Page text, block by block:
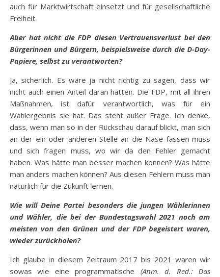
auch für Marktwirtschaft einsetzt und für gesellschaftliche
Freiheit.
Aber hat nicht die FDP diesen Vertrauensverlust bei den
Bürgerinnen und Bürgern, beispielsweise durch die D-Day-
Papiere, selbst zu verantworten?
Ja, sicherlich. Es wäre ja nicht richtig zu sagen, dass wir
nicht auch einen Anteil daran hätten. Die FDP, mit all ihren
Maßnahmen, ist dafür verantwortlich, was für ein
Wahlergebnis sie hat. Das steht außer Frage. Ich denke,
dass, wenn man so in der Rückschau darauf blickt, man sich
an der ein oder anderen Stelle an die Nase fassen muss
und sich fragen muss, wo wir da den Fehler gemacht
haben. Was hätte man besser machen können? Was hätte
man anders machen können? Aus diesen Fehlern muss man
natürlich für die Zukunft lernen.
Wie will Deine Partei besonders die jungen Wählerinnen
und Wähler, die bei der Bundestagswahl 2021 noch am
meisten von den Grünen und der FDP begeistert waren,
wieder zurückholen?
Ich glaube in diesem Zeitraum 2017 bis 2021 waren wir
sowas wie eine programmatische (Anm. d. Red.: Das